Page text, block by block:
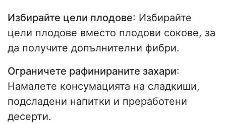
Избирайте цели плодове: Избирайте
цели плодове вместо плодови сокове, за
да получите допълнителни фибри.
Ограничете рафинираните захари:
Намалете консумацията на сладкиши,
подсладени напитки и преработени
десерти.